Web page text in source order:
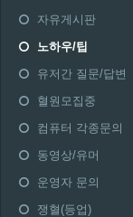
자유게시판
노하우/팁
유저간 질문/답변
혈원모집중
컴퓨터 각종문의
동영상/유머
운영자 문의
쟁혈(등업)